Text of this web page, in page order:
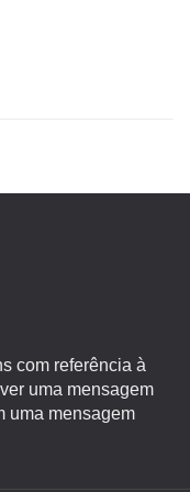
com referência à
uma mensagem
uma mensagem